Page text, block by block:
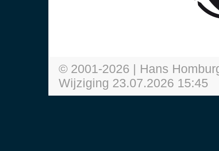
© 2001-2026 | Hans
Wijziging 23.07.2026 15:45